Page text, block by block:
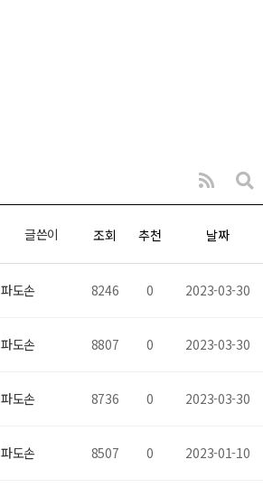
글쓴이 조회 추천 날짜
파도손 8246 0 2023-03-30
파도손 8807 0 2023-03-30
파도손 8736 0 2023-03-30
파도손 8507 0 2023-01-10